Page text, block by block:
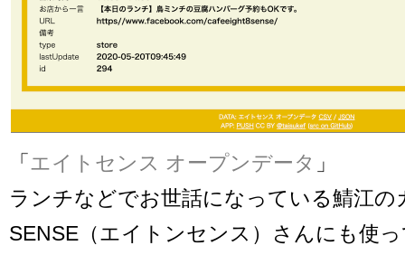
「エイトセンス オープンデータ 」
ランチなどでお世話になっている鯖江の
SENSE（エイトンセンス）さんにも使